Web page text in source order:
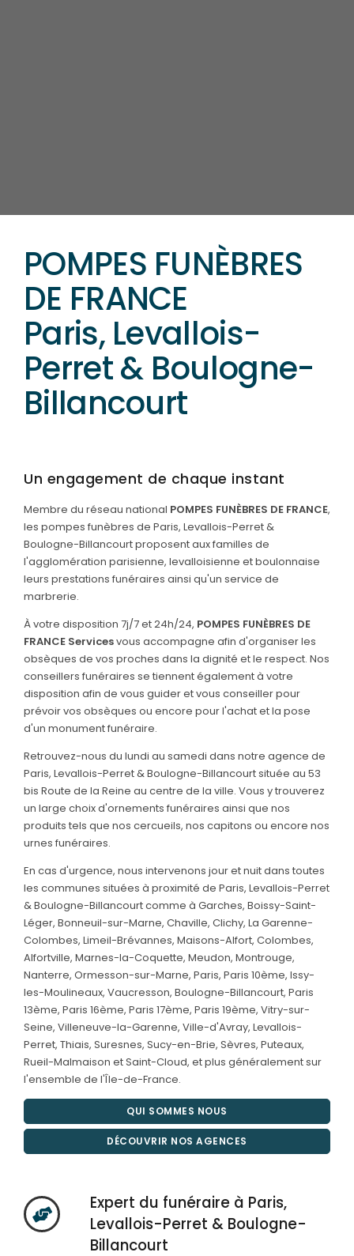
POMPES FUNÈBRES
DE FRANCE
Paris, Levallois-
Perret & Boulogne-
Billancourt
Un engagement de chaque instant
Membre du réseau national POMPES FUNÈBRES DE FRANCE,
les pompes funèbres de Paris, Levallois-Perret &
Boulogne-Billancourt proposent aux familles de
l'agglomération parisienne, levalloisienne et boulonnaise
leurs prestations funéraires ainsi qu'un service de
marbrerie.
À votre disposition 7j/7 et 24h/24, POMPES FUNÈBRES DE
FRANCE Servicesvous accompagne afin d'organiser les
obsèques de vos proches dans la dignité et le respect. Nos
conseillers funéraires se tiennent également à votre
disposition afin de vous guider et vous conseiller pour
prévoir vos obsèques ou encore pour l'achat et la pose
d'un monument funéraire.
Retrouvez-nous du lundi au samedi dans notre agence de
Paris, Levallois-Perret & Boulogne-Billancourt située au 53
bis Route de la Reine au centre de la ville. Vous y trouverez
un large choix d'ornements funéraires ainsi que nos
produits tels que nos cercueils, nos capitons ou encore nos
urnes funéraires.
En cas d'urgence, nous intervenons jour et nuit dans toutes
les communes situées à proximité de Paris, Levallois-Perret
& Boulogne-Billancourt comme à Garches, Boissy-Saint-
Léger, Bonneuil-sur-Marne, Chaville, Clichy, La Garenne-
Colombes, Limeil-Brévannes, Maisons-Alfort, Colombes,
Alfortville, Marnes-la-Coquette, Meudon, Montrouge,
Nanterre, Ormesson-sur-Marne, Paris, Paris 10ème, Issy-
les-Moulineaux, Vaucresson, Boulogne-Billancourt, Paris
13ème, Paris 16ème, Paris 17ème, Paris 19ème, Vitry-sur-
Seine, Villeneuve-la-Garenne, Ville-d'Avray, Levallois-
Perret, Thiais, Suresnes, Sucy-en-Brie, Sèvres, Puteaux,
Rueil-Malmaison et Saint-Cloud, et plus généralement sur
l'ensemble de l'Île-de-France.
QUI SOMMES NOUS
DÉCOUVRIR NOS AGENCES
Expert du funéraire à Paris,
Levallois-Perret & Boulogne-
Billancourt